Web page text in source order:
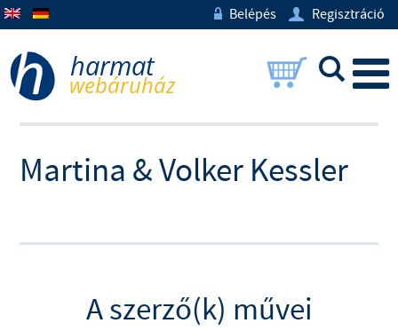
w Belépés U Regisztráció
L
Martina & Volker Kessler
A szerző(k) művei